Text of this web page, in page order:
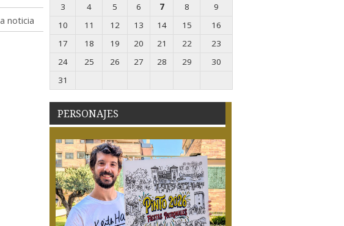
noticia
3
4 5 6 7 8
9
10
11 12 13 14 15
16
17
18 19 20 21 22
23
24
25 26 27 28 29
30
31
PERSONAJES